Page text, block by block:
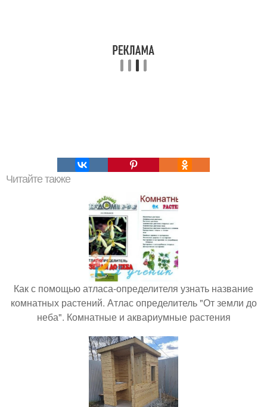
Читайте также
Как с помощью атласа-определителя узнать название
комнатных растений. Атлас определитель "От земли до
неба". Комнатные и аквариумные растения